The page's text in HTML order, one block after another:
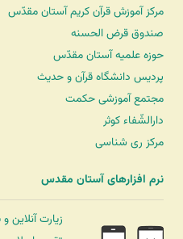
مرکز آموزش قرآن کریم آستان مقدّس
صندوق قرض الحسنه
حوزه علمیه آستان مقدّس
پردیس دانشگاه قرآن و حدیث
مجتمع آموزشی حکمت
دارالشّفاء کوثر
مرکز ری شناسی
نرم افزارهای آستان مقدس
زیارت